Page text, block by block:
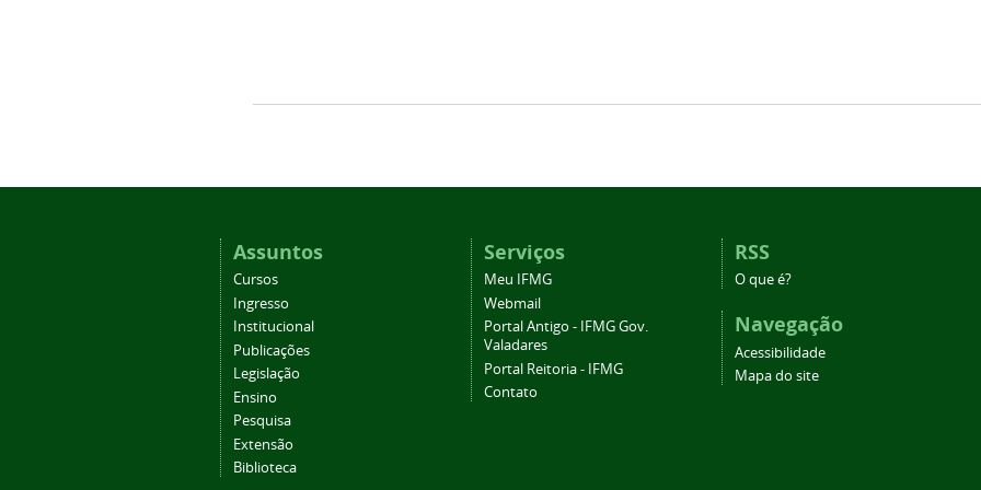
Assuntos
Cursos
Ingresso
Institucional
Publicações
Legislação
Ensino
Pesquisa
Extensão
Biblioteca
Serviços
Meu IFMG
Webmail
Portal Antigo - IFMG Gov.
Valadares
Portal Reitoria - IFMG
Contato
RSS
O que é?
Navegação
Acessibilidade
Mapa do site